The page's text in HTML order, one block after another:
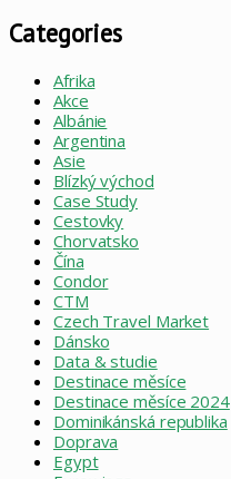
Categories
Afrika
Akce
Albánie
Argentina
Asie
Blízký východ
Case Study
Cestovky
Chorvatsko
Čína
Condor
CTM
Czech Travel Market
Dánsko
Data & studie
Destinace měsíce
Destinace měsíce 2024
Dominikánská republika
Doprava
Egypt